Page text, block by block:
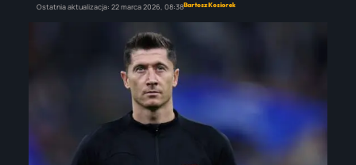
Ostatnia aktualizacja: 22 marca 2026, 08:38Bartosz Kosiorek